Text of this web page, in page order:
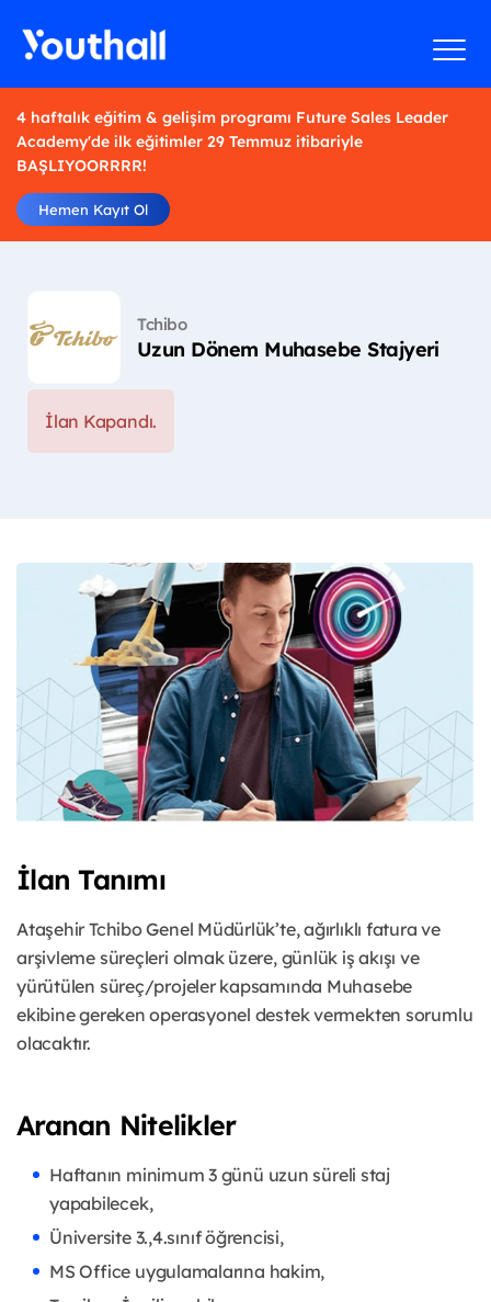
4 haftalık eğitim & gelişim programı Future Sales Leader
Academy'de ilk eğitimler 29 Temmuz itibariyle
BAŞLIYOORRRR!
Hemen Kayıt Ol
Tchibo
Uzun Dönem Muhasebe Stajyeri
İlan Kapandı.
İlan Tanımı
Ataşehir Tchibo Genel Müdürlük’te, ağırlıklı fatura ve
arşivleme süreçleri olmak üzere, günlük iş akışı ve
yürütülen süreç/projeler kapsamında Muhasebe
ekibine gereken operasyonel destek vermekten sorumlu
olacaktır.
Aranan Nitelikler
Haftanın minimum 3 günü uzun süreli staj
yapabilecek,
Üniversite 3.,4.sınıf öğrencisi,
MS Office uygulamalarına hakim,